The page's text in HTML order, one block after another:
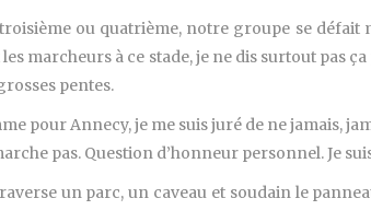
ou quatrième, notre groupe se
marcheurs à ce stade, je ne dis surtout pas
pentes.
pour Annecy, je me suis juré de ne jamais,
pas. Question d’honneur personnel. Je
un parc, un caveau et soudain le